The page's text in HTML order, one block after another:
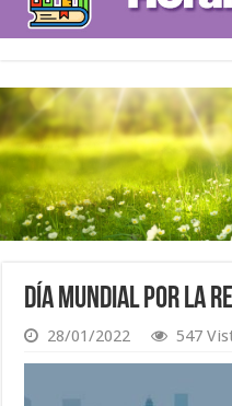
Día mundial por la
28/01/2022 547